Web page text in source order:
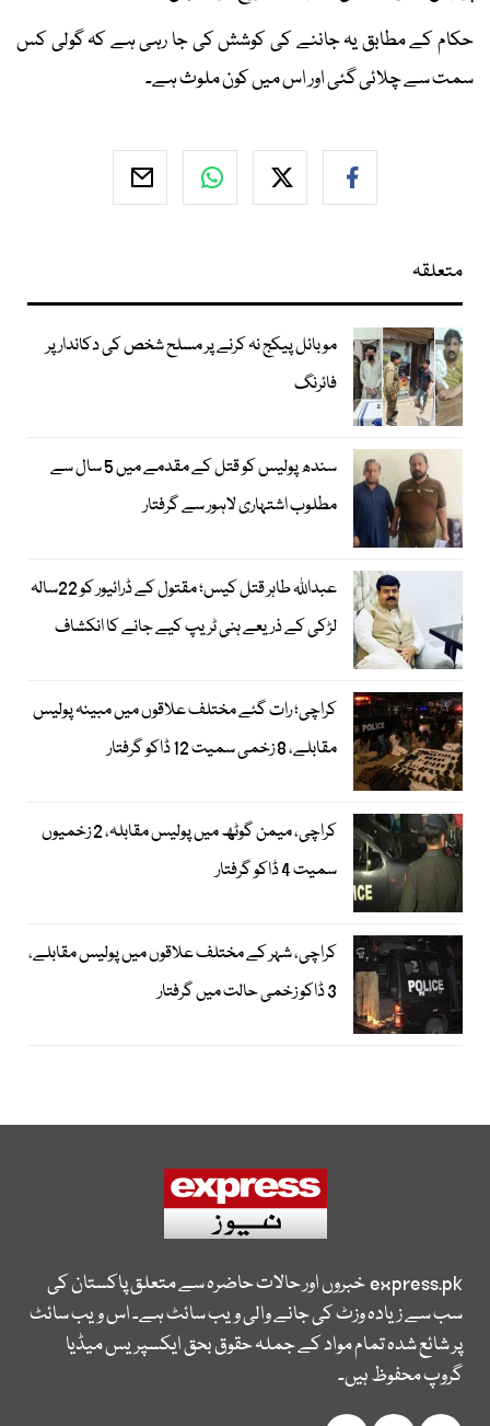
حکام کے مطابق یہ جاننے کی کوشش کی جا رہی ہے کہ گولی کس
سمت سے چلائی گئی اور اس میں کون ملوث ہے۔
متعلقہ
موبائل پیکج نہ کرنے پر مسلح شخص کی دکاندار پر
فائرنگ
سندھ پولیس کو قتل کے مقدمے میں 5 سال سے
مطلوب اشتہاری لاہور سے گرفتار
عبداللہ طاہر قتل کیس؛ مقتول کے ڈرائیور کو 22سالہ
لڑکی کے ذریعے ہنی ٹریپ کیے جانے کا انکشاف
کراچی؛ رات گئے مختلف علاقوں میں مبینہ پولیس
مقابلے، 8 زخمی سمیت 12 ڈاکو گرفتار
کراچی، میمن گوٹھ میں پولیس مقابلہ، 2 زخمیوں
سمیت 4 ڈاکو گرفتار
کراچی، شہر کے مختلف علاقوں میں پولیس مقابلے،
3 ڈاکو زخمی حالت میں گرفتار
express.pkخبروں اور حالات حاضرہ سے متعلق پاکستان کی
سب سے زیادہ وزٹ کی جانے والی ویب سائٹ ہے۔ اس ویب سائٹ
پر شائع شدہ تمام مواد کے جملہ حقوق بحق ایکسپریس میڈیا
گروپ محفوظ ہیں۔